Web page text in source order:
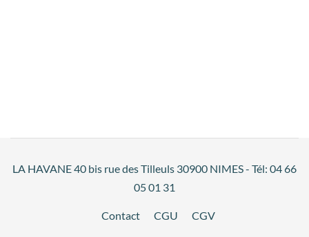
LA HAVANE 40 bis rue des Tilleuls 30900 NIMES - Tél: 04 66
05 01 31
Contact CGU CGV